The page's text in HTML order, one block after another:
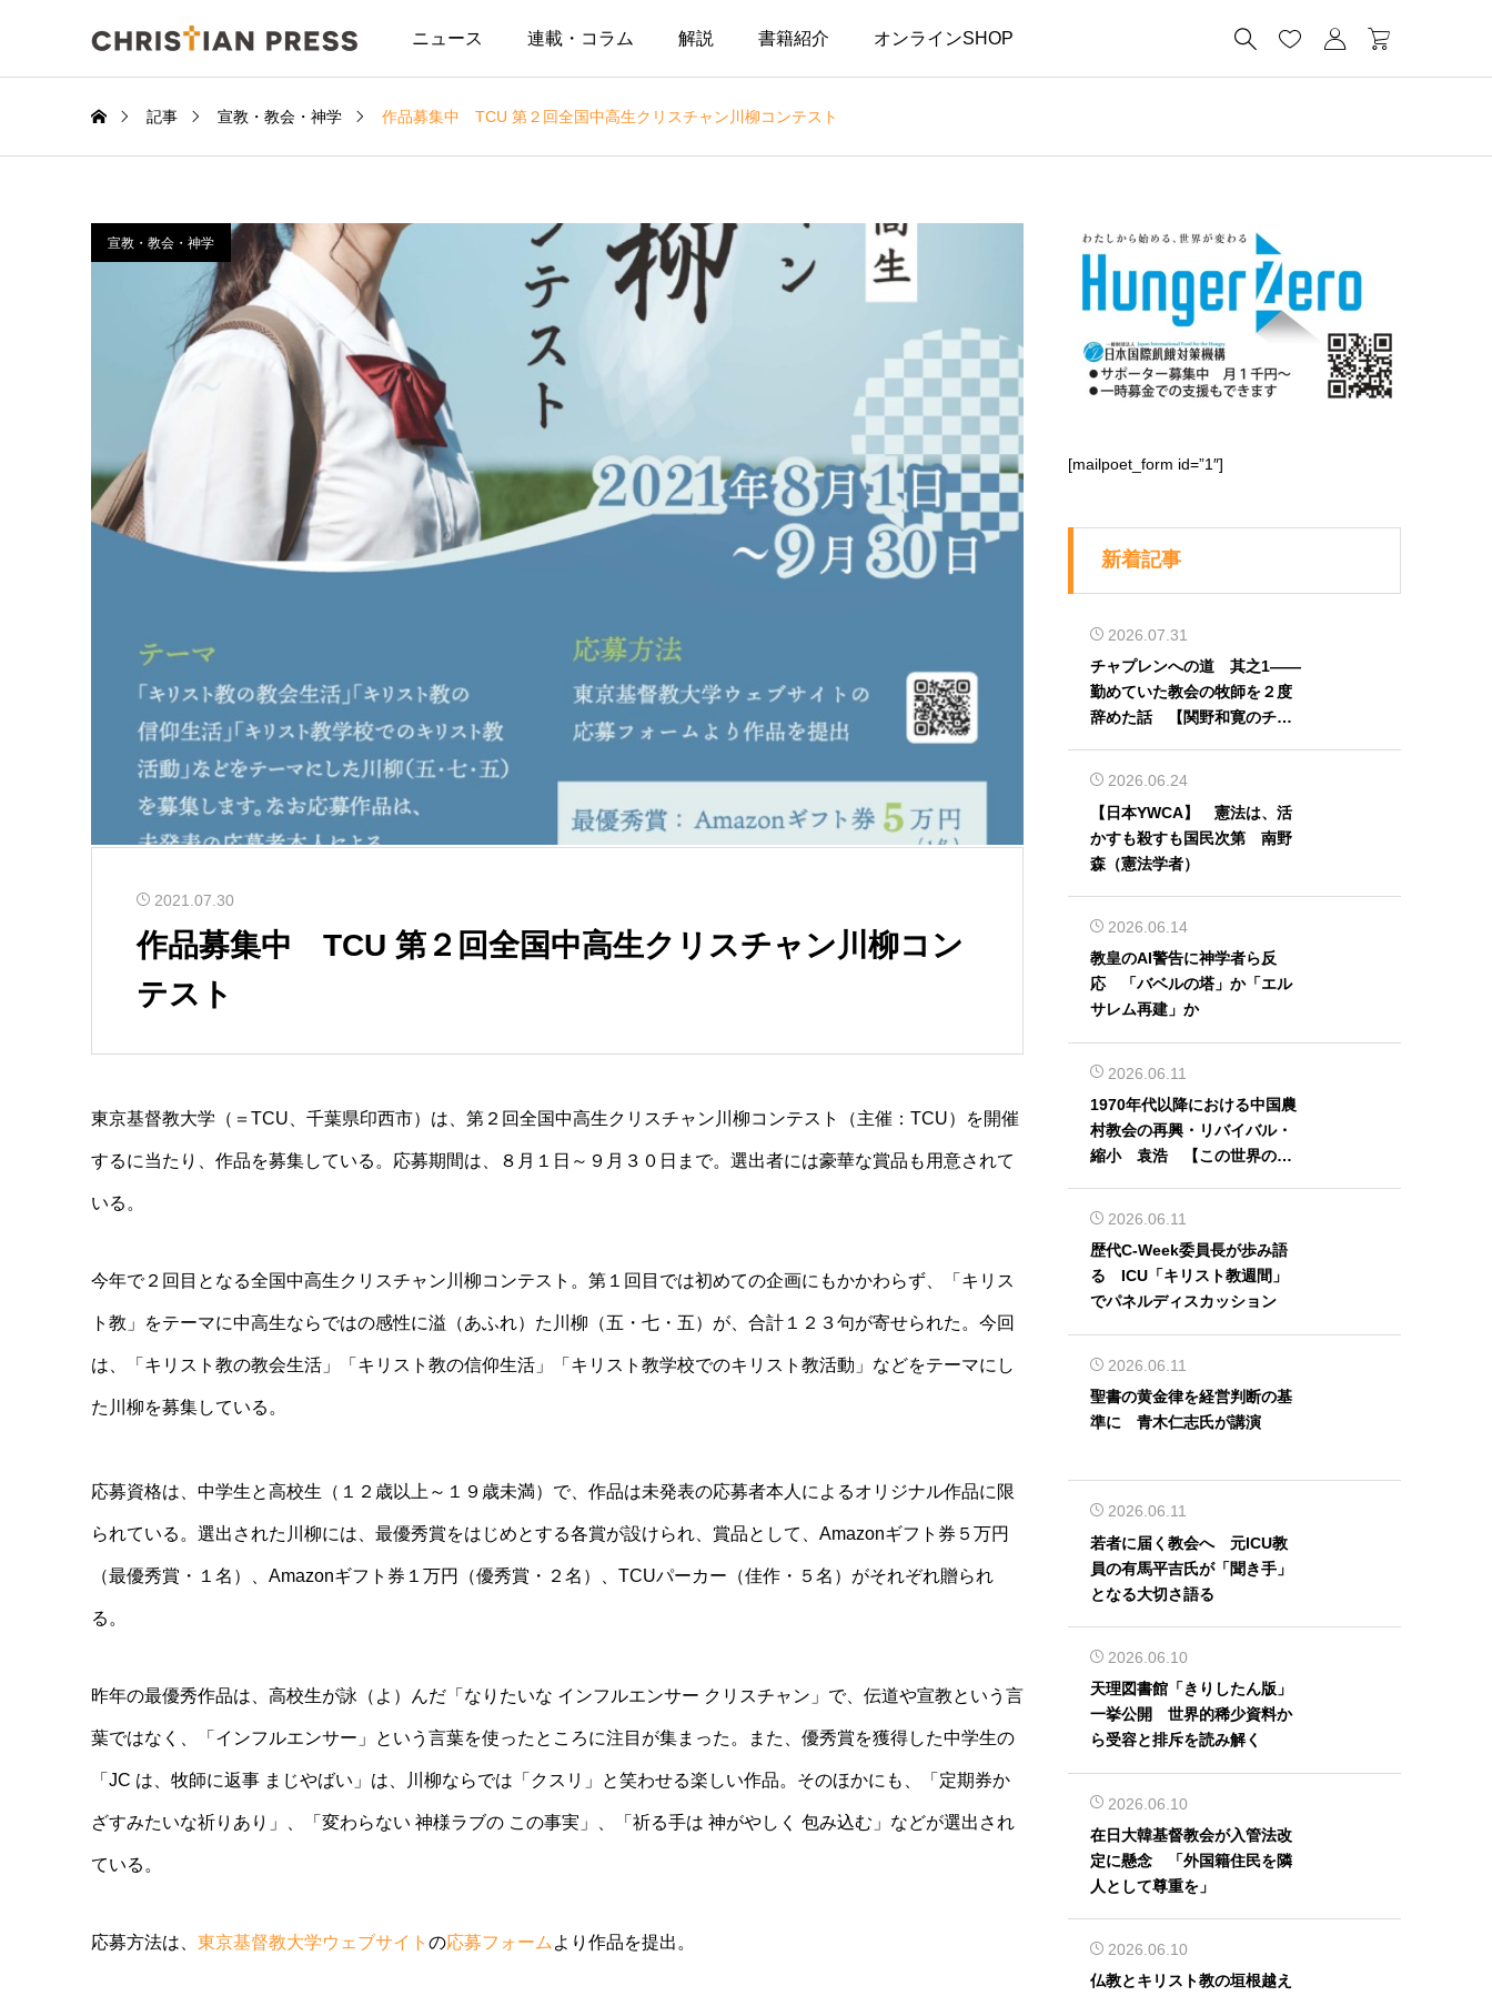
ニュース 連載・コラム 解説 書籍紹介 オンラインSHOP    
記事 宣教・教会・神学 作品募集中 TCU 第２回全国中高生クリスチャン川柳コンテスト
宣教・教会・神学
2021.07.30
作品募集中 TCU 第２回全国中高生クリスチャン川柳コン
テスト
東京基督教大学（＝ TCU 、千葉県印西市）は、第２回全国中高生クリスチャン川柳コンテスト（主催： TCU）を開催
するに当たり、作品を募集している。応募期間は、８月１日～９月３０日まで。選出者には豪華な賞品も用意されて
いる。
今年で２回目となる全国中高生クリスチャン川柳コンテスト。第１回目では初めての企画にもかかわらず、「キリス
ト教」をテーマに中高生ならではの感性に溢（あふれ）た川柳（五・七・五）が、合計１２３句が寄せられた。今回
は、「キリスト教の教会生活」「キリスト教の信仰生活」「キリスト教学校でのキリスト教活動」などをテーマにし
た川柳を募集している。
応募資格は、中学生と高校生（１２歳以上～１９歳未満）で、作品は未発表の応募者本人によるオリジナル作品に限
られている。選出された川柳には、最優秀賞をはじめとする各賞が設けられ、賞品として、 Amazonギフト券５万円
（最優秀賞・１名）、 Amazonギフト券１万円（優秀賞・２名）、 TCUパーカー（佳作・５名）がそれぞれ贈られ
る。
昨年の最優秀作品は、高校生が詠（よ）んだ「なりたいな インフルエンサー クリスチャン」で、伝道や宣教という言
葉ではなく、「 インフルエンサー」という言葉を使ったところに注目が集まった。また、優秀賞を獲得した中学生の
「 JC は、牧師に返事 まじやばい」は、川柳ならでは「クスリ」と笑わせる楽しい作品。そのほかにも、「定期券か
ざすみたいな祈りあり」、「変わらない 神様ラブの この事実」、「祈る手は 神がやしく 包み込む」などが選出され
ている。
応募方法は、 東京基督教大学ウェブサイト の応募フォーム より作品を提出 。
[mailpoet_form id=”1″]
新着記事
2026.07.31
チャプレンへの道 其之1――
勤めていた教会の牧師を２度
辞めた話 【関野和寛のチャ
2026.06.24
【日本YWCA】 憲法は、活
かすも殺すも国民次第 南野
森（憲法学者）
2026.06.14
教皇のAI警告に神学者ら反
応 「バベルの塔」か「エル
サレム再建」か
2026.06.11
1970年代以降における中国農
村教会の再興・リバイバル・
縮小 袁浩 【この世界の片
2026.06.11
歴代C-Week委員長が歩み語
る ICU「キリスト教週間」
でパネルディスカッション
2026.06.11
聖書の黄金律を経営判断の基
準に 青木仁志氏が講演
2026.06.11
若者に届く教会へ 元ICU教
員の有馬平吉氏が「聞き手」
となる大切さ語る
2026.06.10
天理図書館「きりしたん版」
一挙公開 世界的稀少資料か
ら受容と排斥を読み解く
2026.06.10
在日大韓基督教会が入管法改
定に懸念 「外国籍住民を隣
人として尊重を」
2026.06.10
仏教とキリスト教の垣根越え